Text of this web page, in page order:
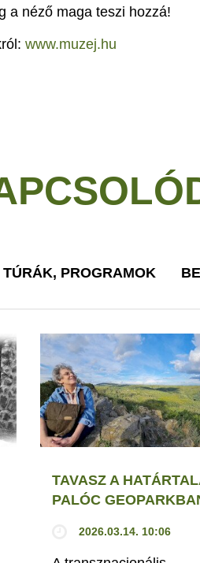
a néző maga teszi hozzá!
www.muzej.hu
TÚRÁK, PROGRAMOK
TAVASZ A
PALÓC
2026.03.14. 10:06